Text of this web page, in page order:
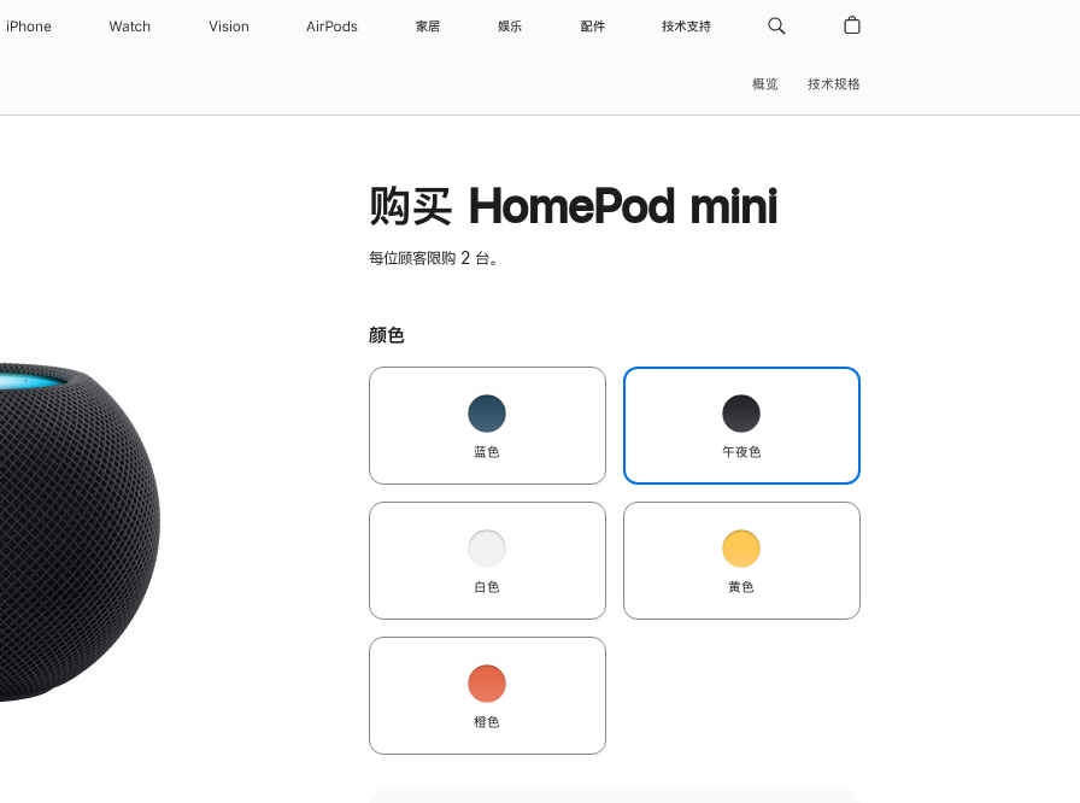
iPhone Watch Vision AirPods 家居 娱乐 配件 技术支持
概览 技术规格
购买 HomePod mini
每位顾客限购 2 台。
颜色
蓝色 午夜色
白色 黄色
橙色